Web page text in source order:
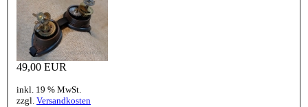
49,00 EUR
inkl. 19 % MwSt.
zzgl. Versandkosten